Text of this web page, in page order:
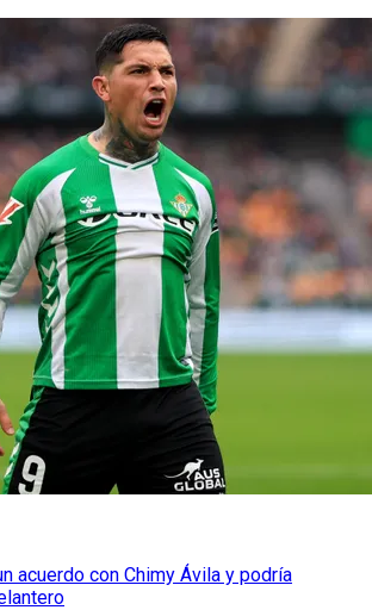
acuerdo con Chimy Ávila y podría